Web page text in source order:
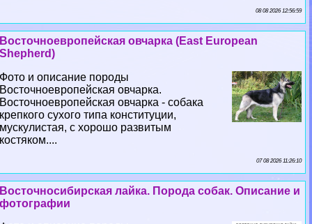
08 08 2026 12:56:59
Восточноевропейская овчарка (East European
Shepherd)
Фото и описание породы
Восточноевропейская овчарка.
Восточноевропейская овчарка - собака
крепкого сухого типа конституции,
мускулистая, с хорошо развитым
костяком....
07 08 2026 11:26:10
Восточносибирская лайка. Порода собак. Описание и
фотографии